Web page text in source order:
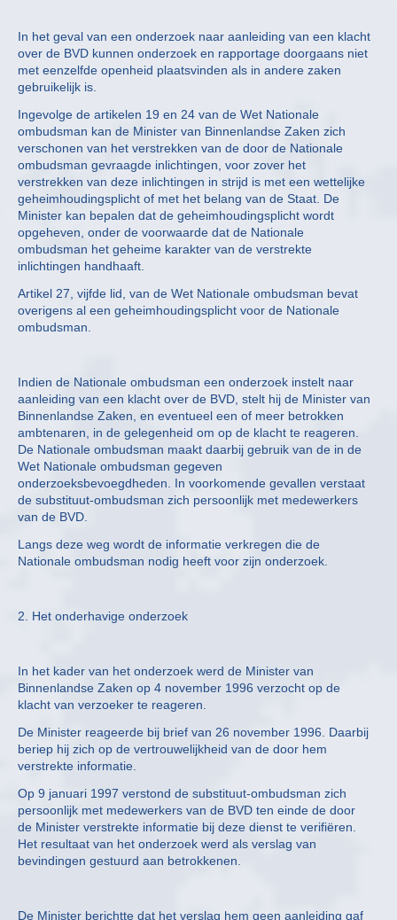
In het geval van een onderzoek naar aanleiding van een klacht
over de BVD kunnen onderzoek en rapportage doorgaans niet
met eenzelfde openheid plaatsvinden als in andere zaken
gebruikelijk is.
Ingevolge de artikelen 19 en 24 van de Wet Nationale
ombudsman kan de Minister van Binnenlandse Zaken zich
verschonen van het verstrekken van de door de Nationale
ombudsman gevraagde inlichtingen, voor zover het
verstrekken van deze inlichtingen in strijd is met een wettelijke
geheimhoudingsplicht of met het belang van de Staat. De
Minister kan bepalen dat de geheimhoudingsplicht wordt
opgeheven, onder de voorwaarde dat de Nationale
ombudsman het geheime karakter van de verstrekte
inlichtingen handhaaft.
Artikel 27, vijfde lid, van de Wet Nationale ombudsman bevat
overigens al een geheimhoudingsplicht voor de Nationale
ombudsman.
Indien de Nationale ombudsman een onderzoek instelt naar
aanleiding van een klacht over de BVD, stelt hij de Minister van
Binnenlandse Zaken, en eventueel een of meer betrokken
ambtenaren, in de gelegenheid om op de klacht te reageren.
De Nationale ombudsman maakt daarbij gebruik van de in de
Wet Nationale ombudsman gegeven
onderzoeksbevoegdheden. In voorkomende gevallen verstaat
de substituut-ombudsman zich persoonlijk met medewerkers
van de BVD.
Langs deze weg wordt de informatie verkregen die de
Nationale ombudsman nodig heeft voor zijn onderzoek.
2. Het onderhavige onderzoek
In het kader van het onderzoek werd de Minister van
Binnenlandse Zaken op 4 november 1996 verzocht op de
klacht van verzoeker te reageren.
De Minister reageerde bij brief van 26 november 1996. Daarbij
beriep hij zich op de vertrouwelijkheid van de door hem
verstrekte informatie.
Op 9 januari 1997 verstond de substituut-ombudsman zich
persoonlijk met medewerkers van de BVD ten einde de door
de Minister verstrekte informatie bij deze dienst te verifiëren.
Het resultaat van het onderzoek werd als verslag van
bevindingen gestuurd aan betrokkenen.
De Minister berichtte dat het verslag hem geen aanleiding gaf